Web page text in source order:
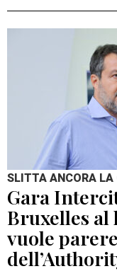
SLITTA ANCORA LA
Gara
Bruxelles al
vuole